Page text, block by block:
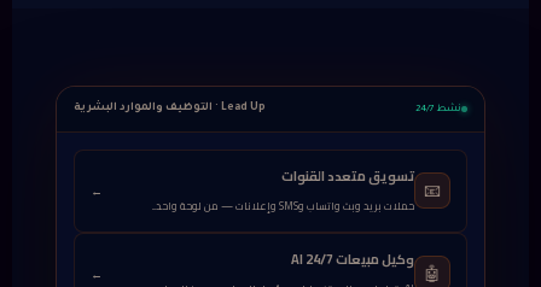
Lead Up · التوظيف والموارد البشرية نشط 24/7
←
تسويق متعدد القنوات
حملات بريد وبث واتساب وSMS وإعلانات — من لوحة واحد... 📧
←
وكيل مبيعات AI 24/7 🤖